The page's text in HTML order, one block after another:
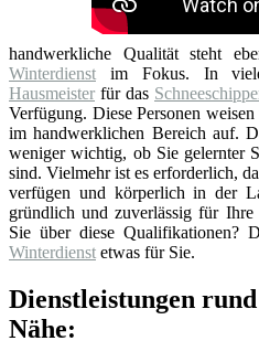
handwerkliche Qualität steht
Winterdienst im Fokus. In
Hausmeister für das
Verfügung. Diese Personen
im handwerklichen Bereich auf.
weniger wichtig, ob Sie gelernter
sind. Vielmehr ist es erforderlich,
verfügen und körperlich in der
gründlich und zuverlässig für
Sie über diese Qualifikationen?
Winterdienst etwas für Sie.
Dienstleistungen
Nähe: